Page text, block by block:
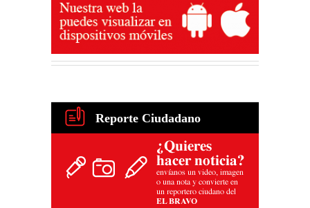
Reporte Ciudadano